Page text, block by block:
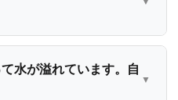
水が溢れています。自